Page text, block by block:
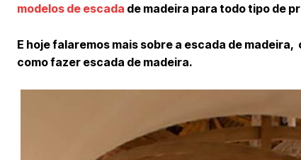
modelos de escada de madeira para todo tipo de
E hoje falaremos mais sobre a escada de
como fazer escada de madeira.